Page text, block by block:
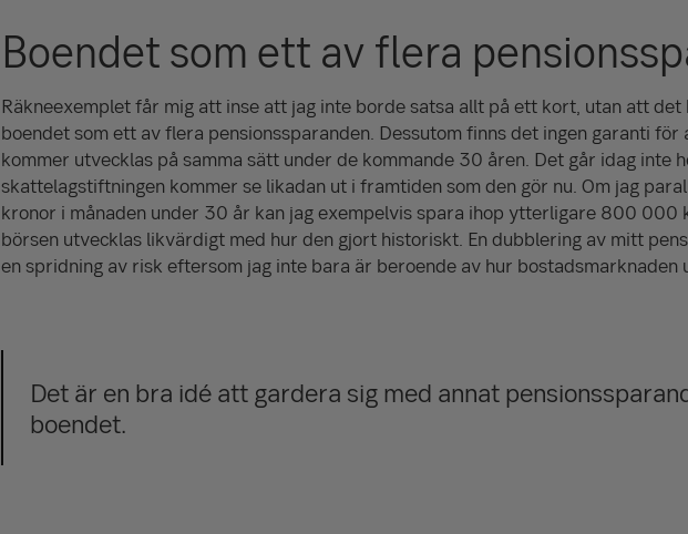
Boendet som ett av flera
Räkneexemplet får mig att inse att jag inte borde satsa allt på ett kort, utan att
boendet som ett av flera pensions­sparanden. Dessutom finns det ingen garanti
kommer utvecklas på samma sätt under de kommande 30 åren. Det går idag inte
skatte­lagstiftningen kommer se likadan ut i framtiden som den gör nu. Om jag
kronor i månaden under 30 år kan jag exempelvis spara ihop ytterligare 800 000
börsen utvecklas likvärdigt med hur den gjort historiskt. En dubblering av mitt
en spridning av risk eftersom jag inte bara är beroende av hur bostads­marknaden
Det är en bra idé att gardera sig med annat
boendet.